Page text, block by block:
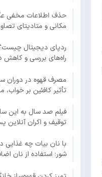
حذف اطلاعات مخفی
مکانی و متادیتای
ردپای دیجیتال چیست؟؛
راه‌های بررسی و کاهش
مصرف قهوه در دوران
تأثیر کافئین بر خواب،
فیلم صد سال به این
توقیف و اکران آنلاین پس از
با نان بیات چه غذایی
شور؛ استفاده از نان